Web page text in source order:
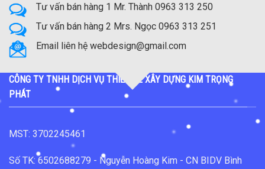
Tư vấn bán hàng 1 Mr. Thành 0963 313 250
Tư vấn bán hàng 2 Mrs. Ngọc 0963 313 251
Email liên hệ webdesign@gmail.com
CÔNG TY TNHH DỊCH VỤ THIẾT KẾ XÂY DỰNG KIM TRỌNG
PHÁT
MST: 3702245461
Số TK: 6502688279 - Nguyễn Hoàng Kim - CN BIDV Bình